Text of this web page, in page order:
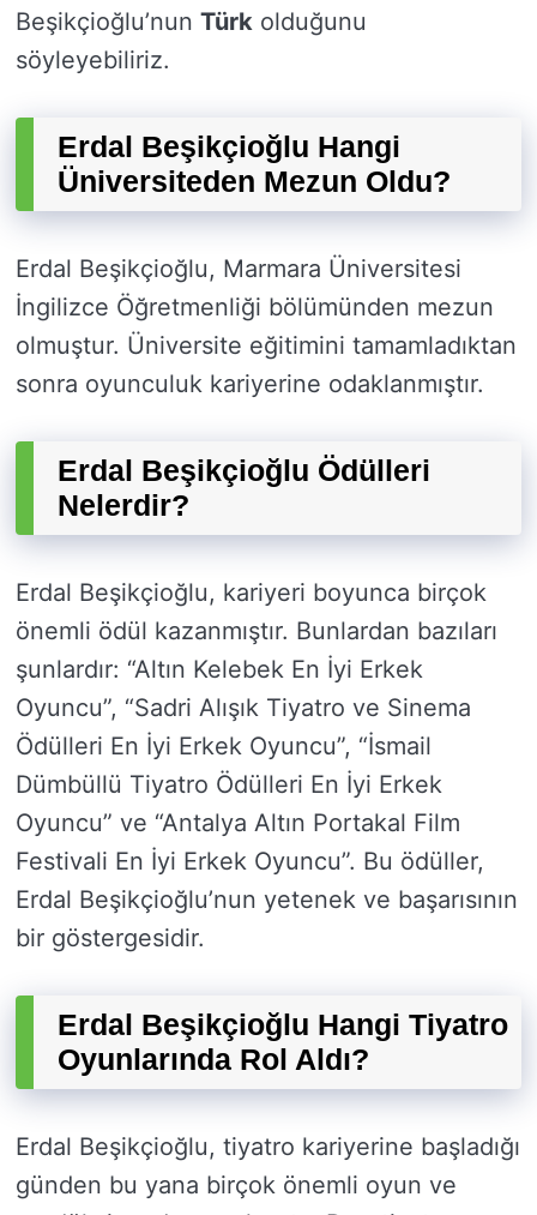
Beşikçioğlu’nun Türk olduğunu
söyleyebiliriz.
Erdal Beşikçioğlu Hangi
Üniversiteden Mezun Oldu?
Erdal Beşikçioğlu, Marmara Üniversitesi
İngilizce Öğretmenliği bölümünden mezun
olmuştur. Üniversite eğitimini tamamladıktan
sonra oyunculuk kariyerine odaklanmıştır.
Erdal Beşikçioğlu Ödülleri
Nelerdir?
Erdal Beşikçioğlu, kariyeri boyunca birçok
önemli ödül kazanmıştır. Bunlardan bazıları
şunlardır: “Altın Kelebek En İyi Erkek
Oyuncu”, “Sadri Alışık Tiyatro ve Sinema
Ödülleri En İyi Erkek Oyuncu”, “İsmail
Dümbüllü Tiyatro Ödülleri En İyi Erkek
Oyuncu” ve “Antalya Altın Portakal Film
Festivali En İyi Erkek Oyuncu”. Bu ödüller,
Erdal Beşikçioğlu’nun yetenek ve başarısının
bir göstergesidir.
Erdal Beşikçioğlu Hangi Tiyatro
Oyunlarında Rol Aldı?
Erdal Beşikçioğlu, tiyatro kariyerine başladığı
günden bu yana birçok önemli oyun ve